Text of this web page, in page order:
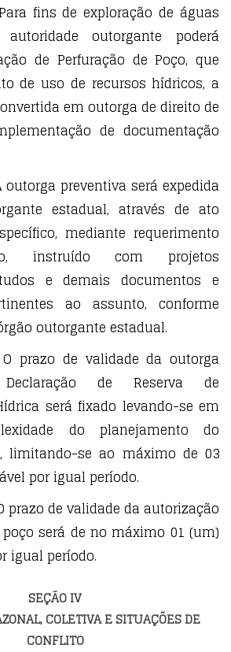
fins de exploração de águas
outorgante poderá
de Perfuração de Poço, que
de uso de recursos hídricos, a
em outorga de direito de
de documentação
outorga preventiva será expedida
estadual, através de ato
mediante requerimento
instruído com projetos
e demais documentos e
ao assunto, conforme
outorgante estadual.
O prazo de validade da outorga
de Reserva de
será fixado levando-se em
do planejamento do
limitando-se ao máximo de 03
por igual período.
prazo de validade da autorização
será de no máximo 01 (um)
igual período.
SEÇÃO IV
COLETIVA E SITUAÇÕES DE
CONFLITO